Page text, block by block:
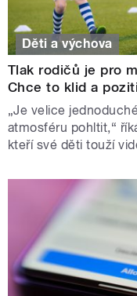
Děti a výchova
Tlak rodičů je pro
Chce to klid a
„Je velice
atmosféru pohltit,“
kteří své děti touží